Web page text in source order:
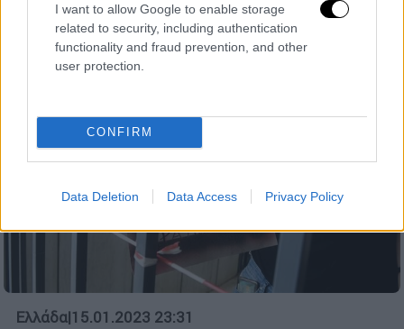
I want to allow Google to enable storage
related to security, including authentication
functionality and fraud prevention, and other
user protection.
CONFIRM
Data Deletion Data Access Privacy Policy
Ελλάδα|15.01.2023 23:31